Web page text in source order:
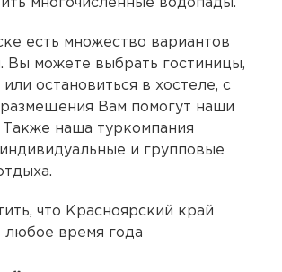
многочисленные водопады.
есть множество вариантов
Вы можете выбрать гостиницы,
остановиться в хостеле, с
Вам помогут наши
наша туркомпания
и групповые
что Красноярский край
любое время года